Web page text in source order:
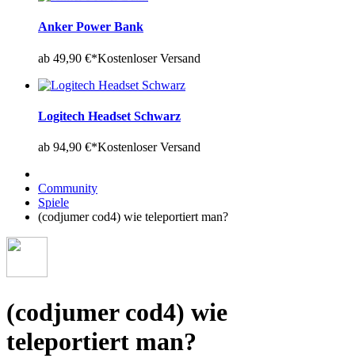
Anker Power Bank
ab 49,90 €*Kostenloser Versand
Logitech Headset Schwarz
ab 94,90 €*Kostenloser Versand
Community
Spiele
(codjumer cod4) wie teleportiert man?
(codjumer cod4) wie
teleportiert man?